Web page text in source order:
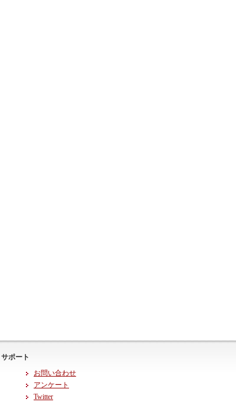
サポート
お問い合わせ
アンケート
Twitter